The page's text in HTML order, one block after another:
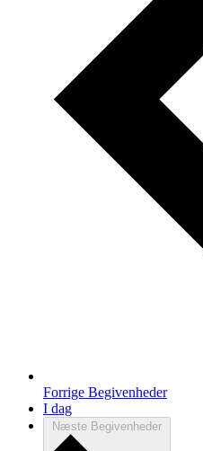
Forrige Begivenheder
I dag
Næste Begivenheder